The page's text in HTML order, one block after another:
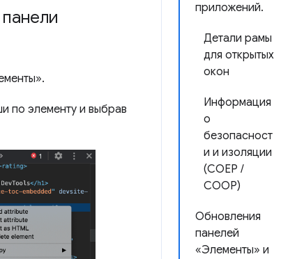
приложений.
Детали рамы
для открытых
окон
Информация
о
безопасност
и и изоляции
(COEP /
COOP)
Обновления
панелей
«Элементы» и
по элементу и выбрав